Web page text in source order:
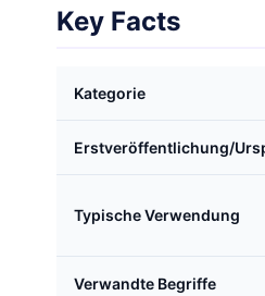
Key Facts
Kategorie
Erstveröffentlichung/
Typische Verwendung
Verwandte Begriffe